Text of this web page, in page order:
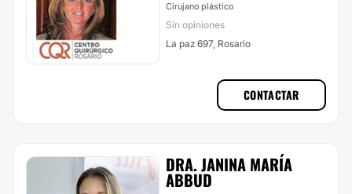
Cirujano plástico
Sin opiniones
La paz 697, Rosario
CONTACTAR
DRA. JANINA MARÍA
ABBUD